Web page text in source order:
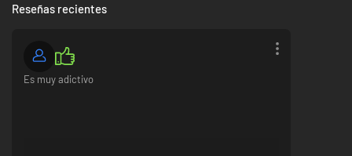
Reseñas recientes
Es muy adictivo